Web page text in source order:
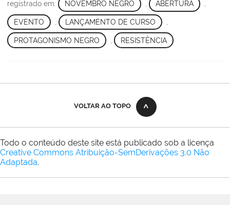
registrado em: NOVEMBRO NEGRO , ABERTURA ,
EVENTO LANÇAMENTO DE CURSO
PROTAGONISMO NEGRO RESISTÊNCIA
VOLTAR AO TOPO
Todo o conteúdo deste site está publicado sob a licença
Creative Commons Atribuição-SemDerivações 3.0 Não
Adaptada.